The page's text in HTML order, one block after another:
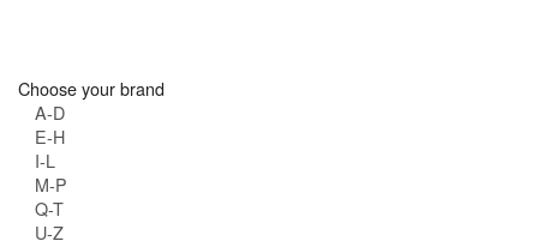
Choose your brand
A-D
E-H
I-L
M-P
Q-T
U-Z